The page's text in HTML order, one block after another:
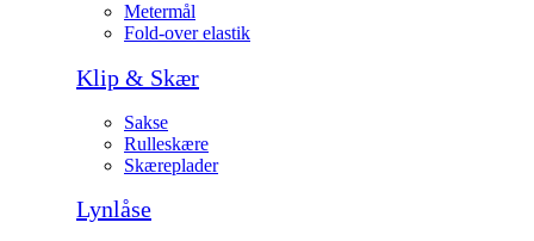
Metermål
Fold-over elastik
Klip & Skær
Sakse
Rulleskære
Skæreplader
Lynlåse